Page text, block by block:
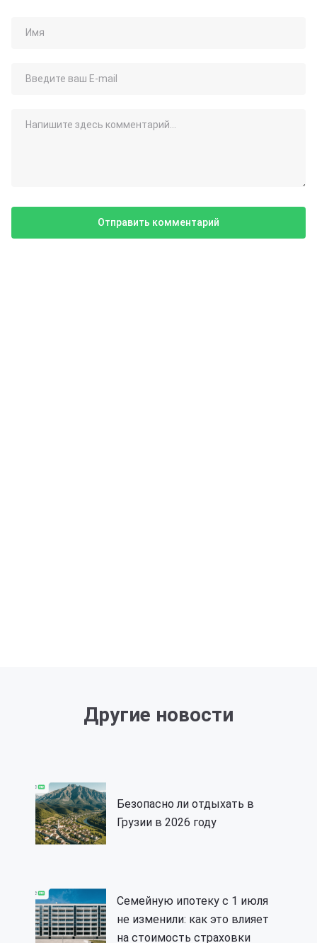
Другие новости
Безопасно ли отдыхать в
Грузии в 2026 году
Семейную ипотеку с 1 июля
не изменили: как это влияет
на стоимость страховки